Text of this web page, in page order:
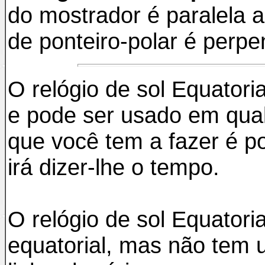
do mostrador é paralela
de ponteiro-polar é
O relógio de sol
e pode ser usado em
que você tem a fazer é
irá dizer-lhe o tempo.
O relógio de sol
equatorial, mas não tem